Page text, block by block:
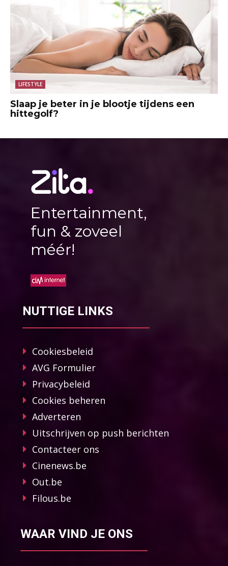
LIFESTYLE
Slaap je beter in je blootje tijdens een
hittegolf?
Entertainment,
fun & zoveel
méér!
NUTTIGE LINKS
Cookiesbeleid
AVG Formulier
Privacybeleid
Cookies beheren
Adverteren
Uitschrijven op push berichten
Contacteer ons
Cinenews.be
Out.be
Filous.be
WAAR VIND JE ONS